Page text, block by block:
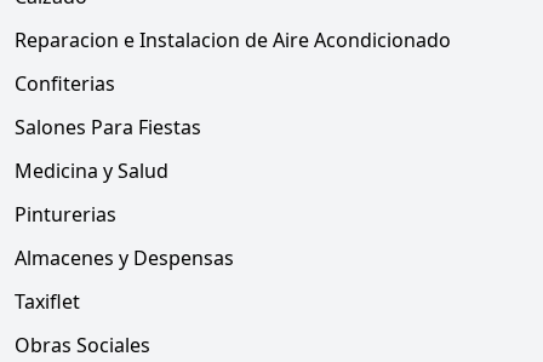
Reparacion e Instalacion de Aire Acondicionado
Confiterias
Salones Para Fiestas
Medicina y Salud
Pinturerias
Almacenes y Despensas
Taxiflet
Obras Sociales